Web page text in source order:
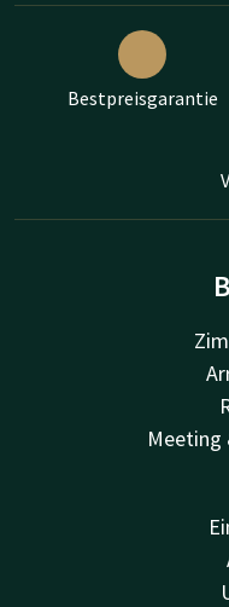
Bestpreisgarantie
Meeting